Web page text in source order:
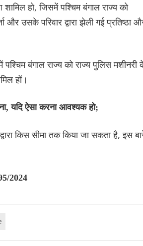
हो, जिसमें पश्चिम बंगाल राज्य को
और उसके परिवार द्वारा झेली गई प्रतिष्ठा
बंगाल राज्य को राज्य पुलिस मशीनरी
हों।
यदि ऐसा करना आवश्यक हो;
किस सीमा तक किया जा सकता है, इस
2024